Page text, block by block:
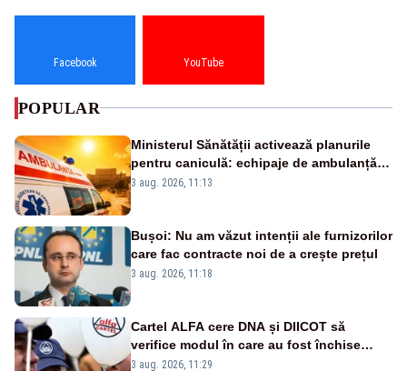
Facebook YouTube
POPULAR
Ministerul Sănătății activează planurile
pentru caniculă: echipaje de ambulanță
suplimentate, stocuri de medicamente
3 aug. 2026, 11:13
Bușoi: Nu am văzut intenții ale furnizorilor
care fac contracte noi de a crește prețul
3 aug. 2026, 11:18
Cartel ALFA cere DNA și DIICOT să
verifice modul în care au fost închise
centralele pe cărbune
3 aug. 2026, 11:29